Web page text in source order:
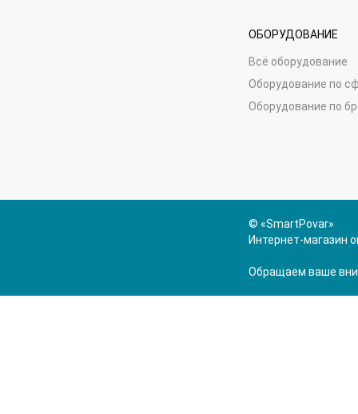
ОБОРУДОВАНИЕ
Всё оборудование
Оборудование по
Оборудование по
© «SmartPovar»
Интернет-магазин
Обращаем ваше